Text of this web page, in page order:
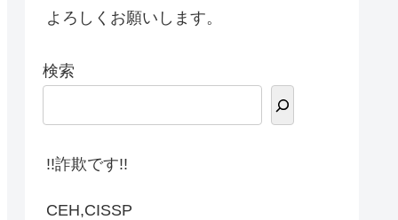
よろしくお願いします。
検索
!!詐欺です!!
CEH,CISSP